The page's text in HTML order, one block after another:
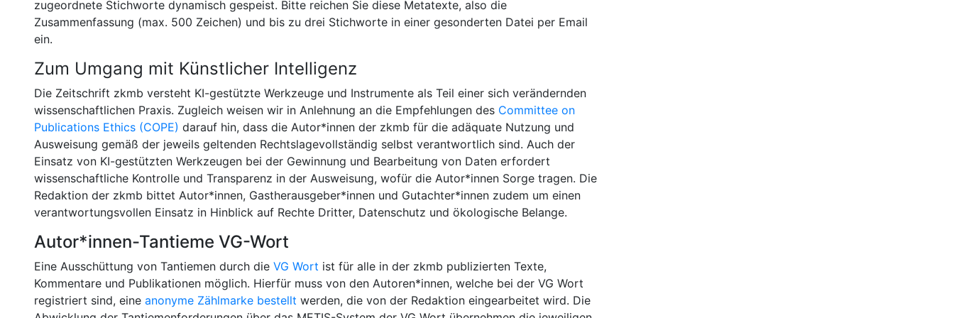
zugeordnete Stichworte dynamisch gespeist. Bitte reichen Sie diese Metatexte, also die
Zusammenfassung (max. 500 Zeichen) und bis zu drei Stichworte in einer gesonderten Datei per Email
ein.
Zum Umgang mit Künstlicher Intelligenz
Die Zeitschrift zkmb versteht KI-gestützte Werkzeuge und Instrumente als Teil einer sich verändernden
wissenschaftlichen Praxis. Zugleich weisen wir in Anlehnung an die Empfehlungen des Committee on
Publications Ethics (COPE) darauf hin, dass die Autor*innen der zkmb für die adäquate Nutzung und
Ausweisung gemäß der jeweils geltenden Rechtslagevollständig selbst verantwortlich sind. Auch der
Einsatz von KI-gestützten Werkzeugen bei der Gewinnung und Bearbeitung von Daten erfordert
wissenschaftliche Kontrolle und Transparenz in der Ausweisung, wofür die Autor*innen Sorge tragen. Die
Redaktion der zkmb bittet Autor*innen, Gastherausgeber*innen und Gutachter*innen zudem um einen
verantwortungsvollen Einsatz in Hinblick auf Rechte Dritter, Datenschutz und ökologische Belange.
Autor*innen-Tantieme VG-Wort
Eine Ausschüttung von Tantiemen durch die VG Wort ist für alle in der zkmb publizierten Texte,
Kommentare und Publikationen möglich. Hierfür muss von den Autoren*innen, welche bei der VG Wort
registriert sind, eine anonyme Zählmarke bestellt werden, die von der Redaktion eingearbeitet wird. Die